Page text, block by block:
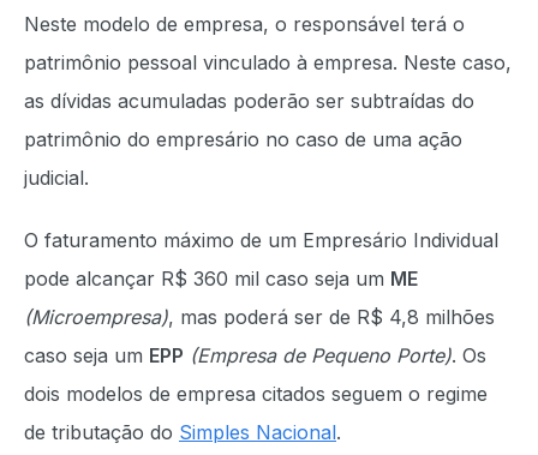
Neste modelo de empresa, o responsável terá o
patrimônio pessoal vinculado à empresa. Neste caso,
as dívidas acumuladas poderão ser subtraídas do
patrimônio do empresário no caso de uma ação
judicial.
O faturamento máximo de um Empresário Individual
pode alcançar R$ 360 mil caso seja um ME
(Microempresa), mas poderá ser de R$ 4,8 milhões
caso seja um EPP (Empresa de Pequeno Porte). Os
dois modelos de empresa citados seguem o regime
de tributação do Simples Nacional.